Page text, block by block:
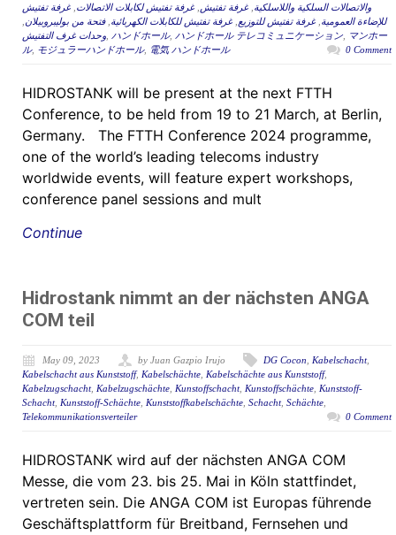
والاتصالات السلكية واللاسلكية غرفة تفتيش غرفة تفتيش لكابلات الاتصالات غرفة تفتيش
للإضاءة العمومية غرفة تفتيش للتوزيع غرفة تفتيش للكابلات الكهربائية ,فتحة من بوليبروبيلان
وحدات غرف التفتيش ハンドホール, ハンドホール テレコミュニケーション
マンホー
ル, モジュラーハンドホール, 電気 ハンドホール 0 Comment
HIDROSTANK will be present at the next FTTH
Conference, to be held from 19 to 21 March, at Berlin,
Germany. The FTTH Conference 2024 programme,
one of the world’s leading telecoms industry
worldwide events, will feature expert workshops,
conference panel sessions and mult
Continue
Hidrostank nimmt an der nächsten ANGA
COM teil
May 09, 2023 by Juan Gazpio Irujo DG Cocon Kabelschacht,
Kabelschacht aus Kunststoff, Kabelschächte Kabelschächte aus Kunststoff,
Kabelzugschacht, Kabelzugschächte Kunstoffschacht, Kunstoffschächte Kunststoff-
Schacht, Kunststoff-Schächte Kunststoffkabelschächte Schacht, Schächte
Telekommunikationsverteiler
0 Comment
HIDROSTANK wird auf der nächsten ANGA COM
Messe, die vom 23. bis 25. Mai in Köln stattfindet,
vertreten sein. Die ANGA COM ist Europas führende
Geschäftsplattform für Breitband, Fernsehen und